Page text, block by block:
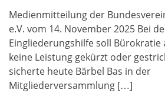
Medienmitteilung der
e.V. vom 14. November 2025 Bei
Eingliederungshilfe soll Bürokratie
keine Leistung gekürzt oder
sicherte heute Bärbel Bas in der
Mitgliederversammlung […]